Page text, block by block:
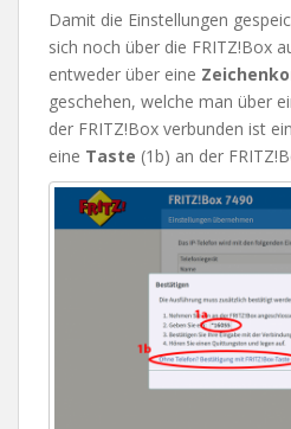
Damit die Einstellungen
sich noch über die FRITZ!Box
entweder über eine
geschehen, welche man über
der FRITZ!Box verbunden ist
eine Taste (1b) an der